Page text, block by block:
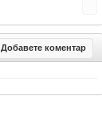
Добавете коментар